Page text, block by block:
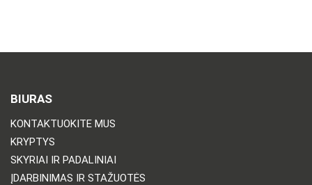
BIURAS
KONTAKTUOKITE MUS
KRYPTYS
SKYRIAI IR PADALINIAI
ĮDARBINIMAS IR STAŽUOTĖS